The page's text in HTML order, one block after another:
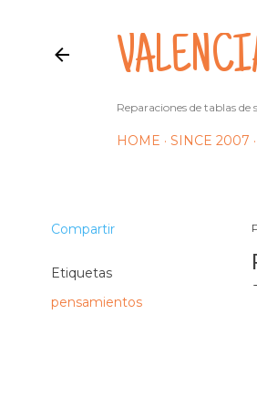
Reparaciones de tablas
HOME SINCE 2007
Compartir
Etiquetas
pensamientos